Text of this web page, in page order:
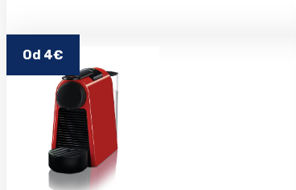
Od 4€